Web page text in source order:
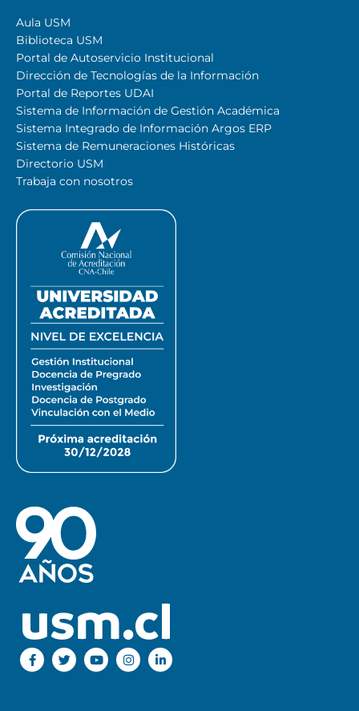
Aula USM
Biblioteca USM
Portal de Autoservicio Institucional
Dirección de Tecnologías de la Información
Portal de Reportes UDAI
Sistema de Información de Gestión Académica
Sistema Integrado de Información Argos ERP
Sistema de Remuneraciones Históricas
Directorio USM
Trabaja con nosotros